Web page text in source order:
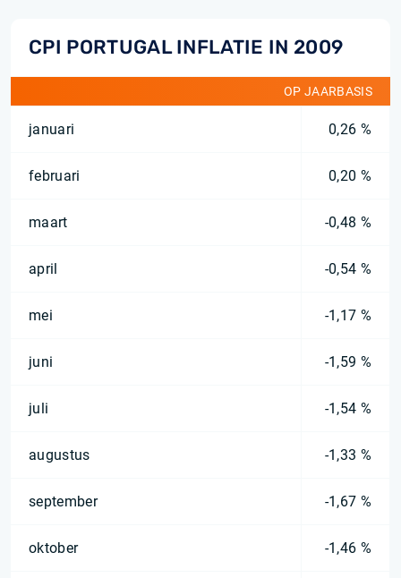
CPI PORTUGAL INFLATIE IN 2009
OP JAARBASIS
januari 0,26 %
februari 0,20 %
maart -0,48 %
april -0,54 %
mei -1,17 %
juni -1,59 %
juli -1,54 %
augustus -1,33 %
september -1,67 %
oktober -1,46 %